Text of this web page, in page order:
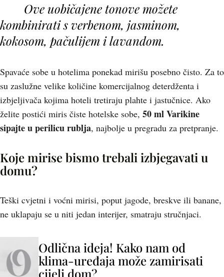
Ove uobičajene tonove možete
kombinirati sverbenom, jasminom,
kokosom, pačulijem i lavandom.
Spavaće sobe u hotelima ponekad mirišu posebno čisto. Za to
su zaslužne velike količine komercijalnog deterdženta i
izbjeljivača kojima hoteli tretiraju plahte i jastučnice. Ako
želite postići miris čiste hotelske sobe, 50 ml Varikine
sipajte u perilicu rublja, najbolje u pregradu za pretpranje.
Koje mirise bismo trebali izbjegavati u
domu?
Teški cvjetni i voćni mirisi, poput jagode, breskve ili banane,
ne uklapaju se u niti jedan interijer, smatraju stručnjaci.
Odlična ideja! Kako nam od
klima-uređaja može zamirisati
cijeli dom?